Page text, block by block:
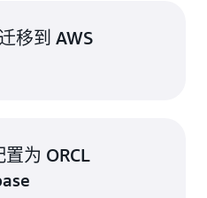
移到 AWS
为 ORCL